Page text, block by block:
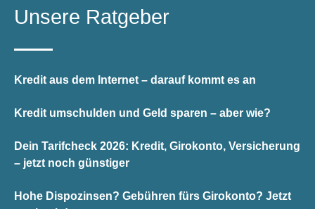
Unsere Ratgeber
Kredit aus dem Internet – darauf kommt es an
Kredit umschulden und Geld sparen – aber wie?
Dein Tarifcheck 2026: Kredit, Girokonto, Versicherung
– jetzt noch günstiger
Hohe Dispozinsen? Gebühren fürs Girokonto? Jetzt